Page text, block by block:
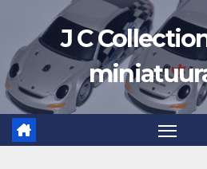
de
inhoud
J C